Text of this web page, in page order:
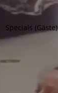
Specials (Gäste)